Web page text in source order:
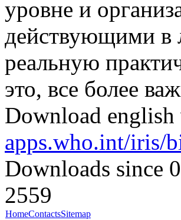
уровне и
действующими в
реальную
это, все более
Download english
apps.who.int/iris/
Downloads since
2559
HomeContactsSitemap